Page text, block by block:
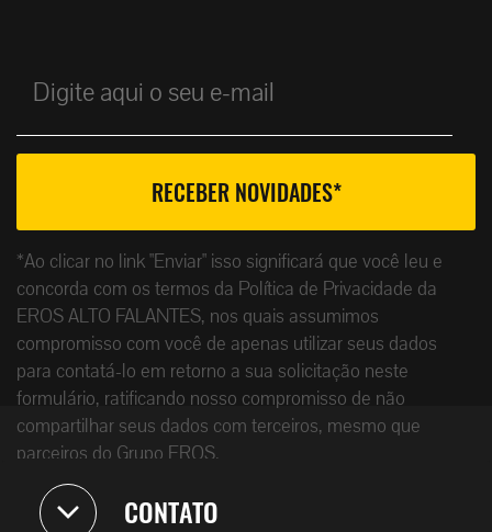
*Ao clicar no link "Enviar" isso significará que você leu e
concorda com os termos da Política de Privacidade da
EROS ALTO FALANTES, nos quais assumimos
compromisso com você de apenas utilizar seus dados
para contatá-lo em retorno a sua solicitação neste
formulário, ratificando nosso compromisso de não
compartilhar seus dados com terceiros, mesmo que
parceiros do Grupo EROS.
CONTATO